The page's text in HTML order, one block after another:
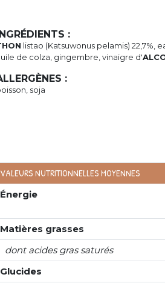
:
listao (Katsuwonus pelamis) 22,7%,
de colza, gingembre, vinaigre d'
:
soja
VALEURS NUTRITIONNELLES MOYENNES
Énergie
Matières grasses
dont acides gras saturés
Glucides